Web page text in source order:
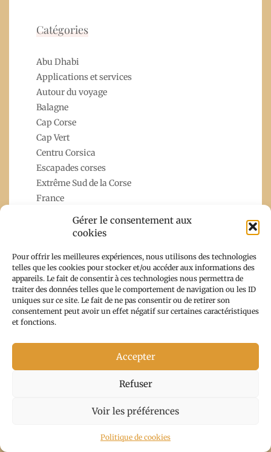
Gérer le consentement aux
cookies
Pour offrir les meilleures expériences, nous utilisons des technologies
telles que les cookies pour stocker et/ou accéder aux informations des
appareils. Le fait de consentir à ces technologies nous permettra de
traiter des données telles que le comportement de navigation ou les ID
uniques sur ce site. Le fait de ne pas consentir ou de retirer son
consentement peut avoir un effet négatif sur certaines caractéristiques
et fonctions.
Accepter
Refuser
Voir les préférences
Politique de cookies
Catégories
Abu Dhabi
Applications et services
Autour du voyage
Balagne
Cap Corse
Cap Vert
Centru Corsica
Escapades corses
Extrême Sud de la Corse
France
Japon
lecture et apprentissage
Malte
Nos voyages
Ouest Corsica